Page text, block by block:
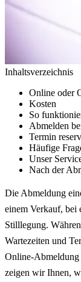
Inhaltsverzeichnis
Online oder
Kosten
So
Abmelden
Termin
Häufige
Unser
Nach der
Die Abmeldung
einem Verkauf, bei
Stilllegung.
Wartezeiten und
Online-Abmeldung
zeigen wir Ihnen,